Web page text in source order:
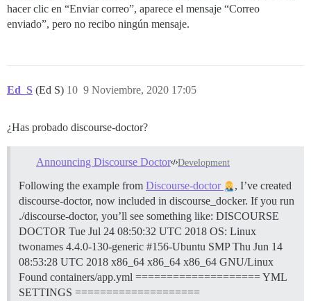
hacer clic en “Enviar correo”, aparece el mensaje “Correo
enviado”, pero no recibo ningún mensaje.
Ed_S (Ed S) 9 Noviembre, 2020 17:05
10
¿Has probado discourse-doctor?
Announcing Discourse Doctor Development
Following the example from Discourse-doctor
, I’ve created
discourse-doctor, now included in discourse_docker. If you run
./discourse-doctor, you’ll see something like: DISCOURSE
DOCTOR Tue Jul 24 08:50:32 UTC 2018 OS: Linux
twonames 4.4.0-130-generic #156-Ubuntu SMP Thu Jun 14
08:53:28 UTC 2018 x86_64 x86_64 x86_64 GNU/Linux
Found containers/app.yml ==================== YML
SETTINGS ====================